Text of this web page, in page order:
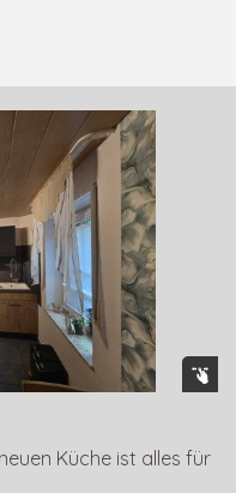
Küche ist alles für